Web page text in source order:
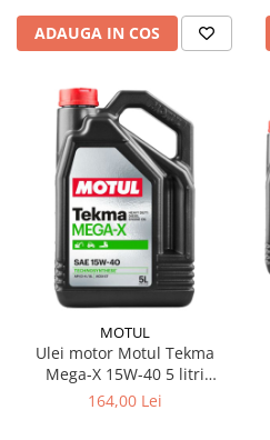
ADAUGA IN COS
MOTUL
Ulei motor Motul Tekma
Mega-X 15W-40 5 litri
camioane utilaje
164,00 Lei